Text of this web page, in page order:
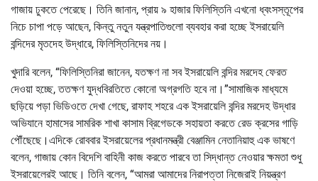
গাজায় ঢুকতে পেরেছে। তিনি জানান, প্রায় ৯ হাজার ফিলিস্তিনি এখনো ধ্বংসস্তূপের
নিচে চাপা পড়ে আছেন, কিন্তু নতুন যন্ত্রপাতিগুলো ব্যবহার করা হচ্ছে ইসরায়েলি
বন্দিদের মৃতদেহ উদ্ধারে, ফিলিস্তিনিদের নয়।
খুদারি বলেন, “ফিলিস্তিনিরা জানেন, যতক্ষণ না সব ইসরায়েলি বন্দির মরদেহ ফেরত
দেওয়া হচ্ছে, ততক্ষণ যুদ্ধবিরতিতে কোনো অগ্রগতি হবে না।”সামাজিক মাধ্যমে
ছড়িয়ে পড়া ভিডিওতে দেখা গেছে, রাফাহ শহরে এক ইসরায়েলি বন্দির মরদেহ উদ্ধার
অভিযানে হামাসের সামরিক শাখা কাসাম ব্রিগেডকে সহায়তা করতে রেড ক্রসের গাড়ি
পৌঁছেছে।এদিকে রোববার ইসরায়েলের প্রধানমন্ত্রী বেঞ্জামিন নেতানিয়াহু এক ভাষণে
বলেন, গাজায় কোন বিদেশি বাহিনী কাজ করতে পারবে তা সিদ্ধান্ত নেওয়ার ক্ষমতা শুধু
ইসরায়েলেরই আছে। তিনি বলেন, “আমরা আমাদের নিরাপত্তা নিজেরাই নিয়ন্ত্রণ